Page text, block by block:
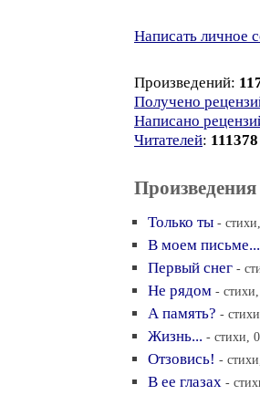
Написать личное
Произведений:
Получено
Написано
Читателей: 111378
Произведения
Только ты -
В моем письме...
Первый снег -
Не рядом -
А память? -
Жизнь... - стихи,
Отзовись! -
В ее глазах -